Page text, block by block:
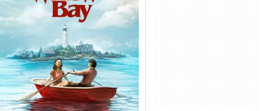
O Segredo de Widow’s Bay
1ª Temporada Torrent (2026)
WEB-DL 1080p Dual Áudio